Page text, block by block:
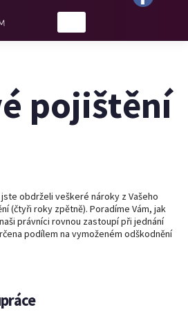
pojištění
obdrželi veškeré nároky z Vašeho
(čtyři roky zpětně). Poradíme Vám, jak
právníci rovnou zastoupí při jednání
podílem na vymoženém odškodnění